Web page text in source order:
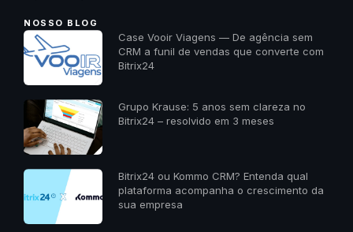
NOSSO BLOG
Case Vooir Viagens — De agência sem
CRM a funil de vendas que converte com
Bitrix24
Grupo Krause: 5 anos sem clareza no
Bitrix24 – resolvido em 3 meses
Bitrix24 ou Kommo CRM? Entenda qual
plataforma acompanha o crescimento da
sua empresa